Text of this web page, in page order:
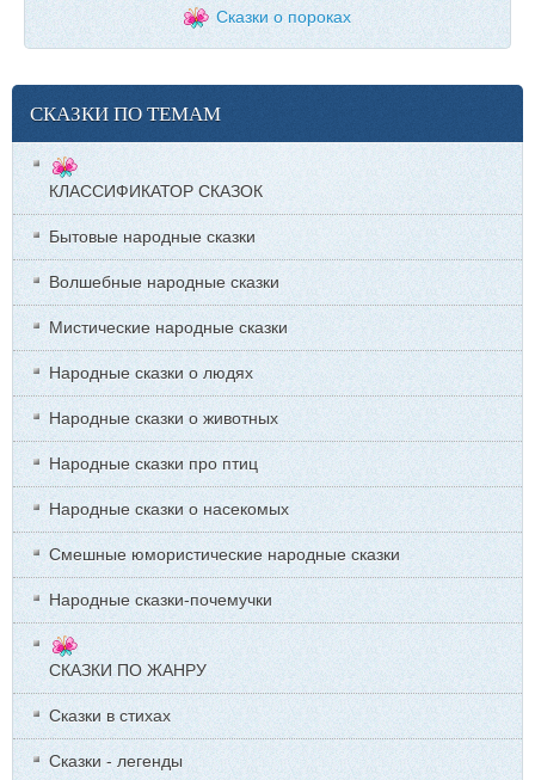
Сказки о пороках
СКАЗКИ ПО ТЕМАМ
КЛАССИФИКАТОР СКАЗОК
Бытовые народные сказки
Волшебные народные сказки
Мистические народные сказки
Народные сказки о людях
Народные сказки о животных
Народные сказки про птиц
Народные сказки о насекомых
Смешные юмористические народные сказки
Народные сказки-почемучки
СКАЗКИ ПО ЖАНРУ
Сказки в стихах
Сказки - легенды